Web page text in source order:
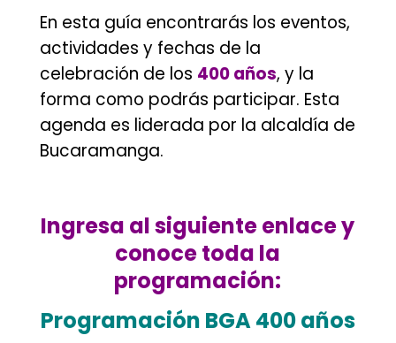
En esta guía encontrarás los eventos,
actividades y fechas de la
celebración de los 400 años, y la
forma como podrás participar. Esta
agenda es liderada por la alcaldía de
Bucaramanga.
Ingresa al siguiente enlace y
conoce toda la
programación:
Programación BGA 400 años